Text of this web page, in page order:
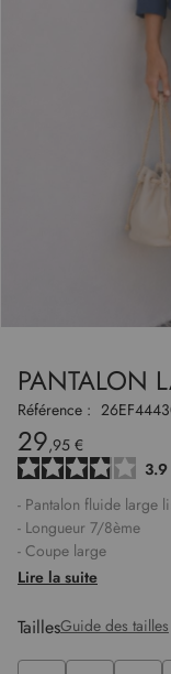
PANTALON
Référence :
29,95 €
3.9
- Pantalon fluide large
- Longueur 7/8ème
- Coupe large
- Taille standard
- 2 poches à l'italienne
Lire la suite
TaillesGuide des tailles